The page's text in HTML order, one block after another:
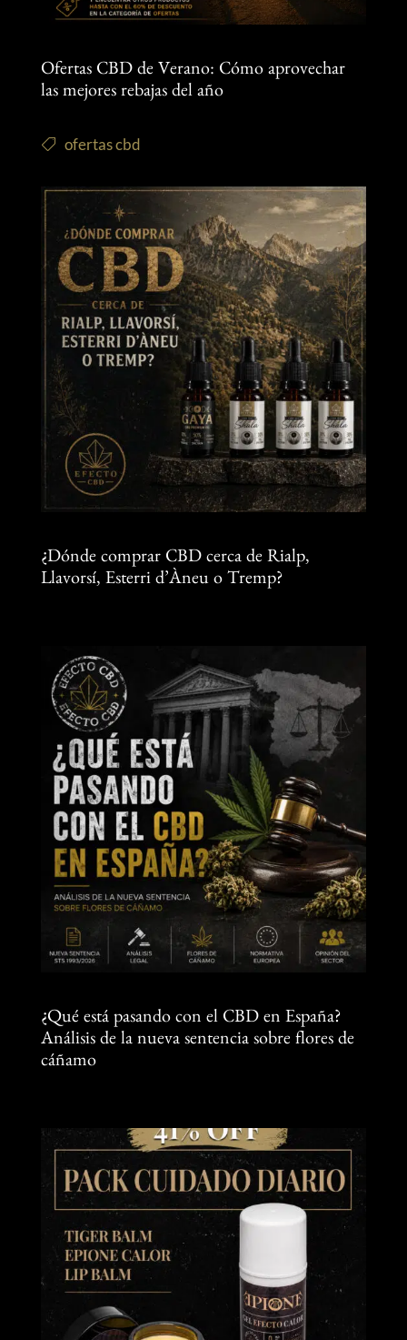
Ofertas CBD de Verano: Cómo aprovechar
las mejores rebajas del año
ofertas cbd
¿Dónde comprar CBD cerca de Rialp,
Llavorsí, Esterri d’Àneu o Tremp?
¿Qué está pasando con el CBD en España?
Análisis de la nueva sentencia sobre flores de
cáñamo